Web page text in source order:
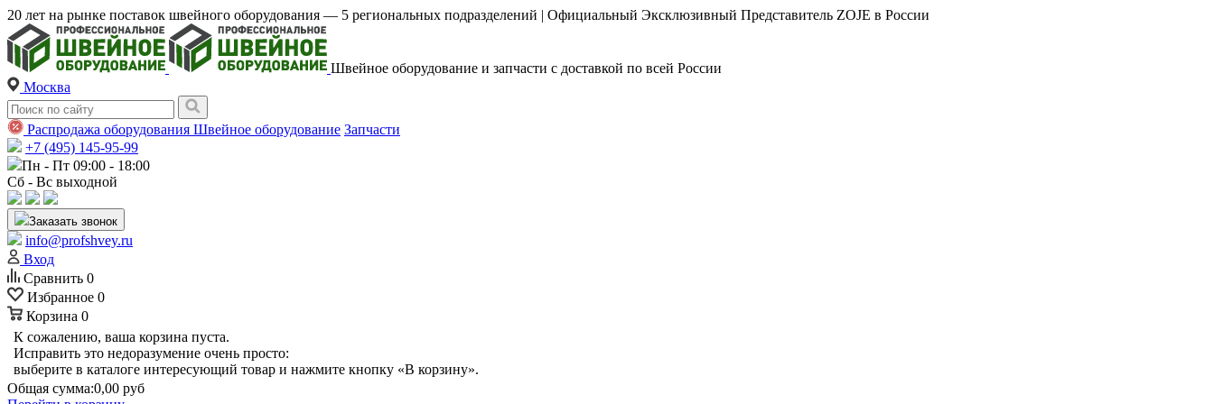
20 лет на рынке поставок швейного оборудования — 5 региональных подразделений | Официальный Эксклюзивный Представитель ZOJE в России
Швейное оборудование и запчасти с доставкой по всей России
Москва
Распродажа оборудования Швейное оборудование Запчасти
+7 (495) 145-95-99
Пн - Пт 09:00 - 18:00
Сб - Вс выходной
Заказать звонок
info@profshvey.ru
Вход
Сравнить 0
Избранное 0
Корзина 0
К сожалению, ваша корзина пуста.
Исправить это недоразумение очень просто:
выберите в каталоге интересующий товар и нажмите кнопку «В корзину».
Общая сумма:0,00 руб